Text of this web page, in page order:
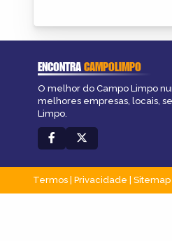
ENCONTRACAMPOLIMPO
O melhor do Campo Limpo
melhores empresas, locais,
Limpo.
Termos | Privacidade | Sitemap